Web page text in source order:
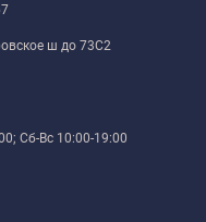
ш до 73С2
Сб-Вс 10:00-19:00